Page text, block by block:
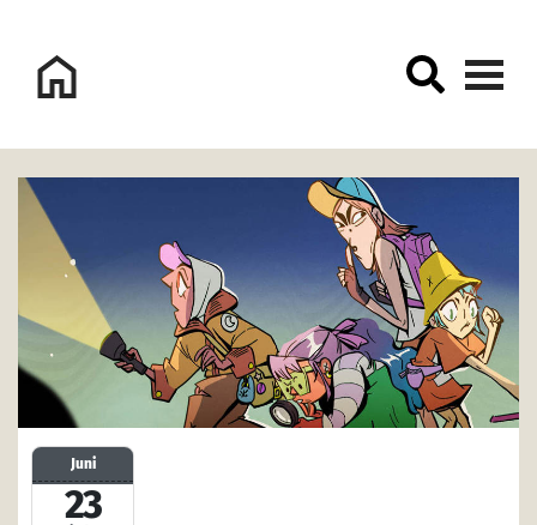
Logo Sorsele Webbportal
Juni
23